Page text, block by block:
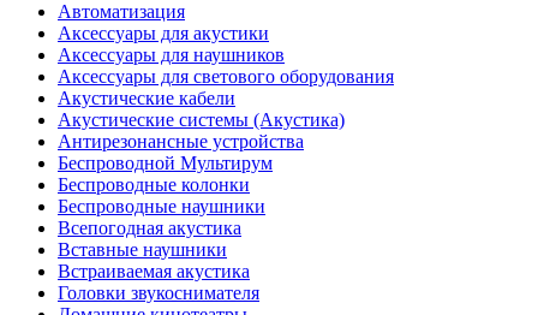
Автоматизация
Аксессуары для акустики
Аксессуары для наушников
Аксессуары для светового оборудования
Акустические кабели
Акустические системы (Акустика)
Антирезонансные устройства
Беспроводной Мультирум
Беспроводные колонки
Беспроводные наушники
Всепогодная акустика
Вставные наушники
Встраиваемая акустика
Головки звукоснимателя